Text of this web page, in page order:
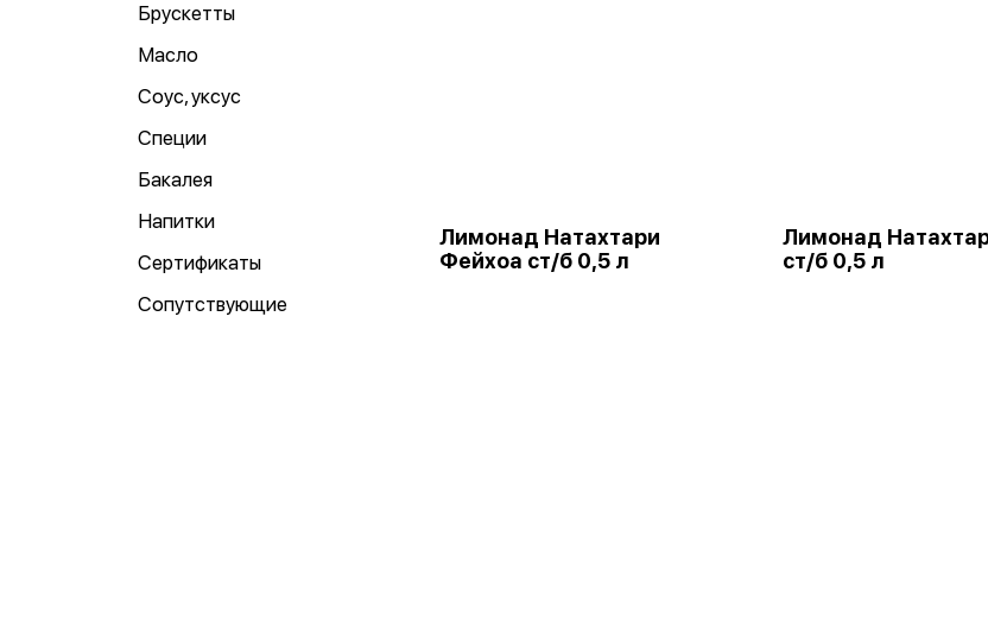
Брускетты
Масло
Соус, уксус
Специи
Бакалея
Напитки
Сертификаты
Сопутствующие
Лимонад Натахтари
Фейхоа ст/б 0,5 л
Лимонад
ст/б 0,5 л